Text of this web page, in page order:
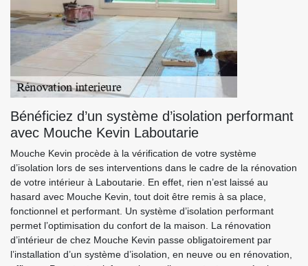
Bénéficiez d’un système d’isolation performant
avec Mouche Kevin Laboutarie
Mouche Kevin procède à la vérification de votre système
d’isolation lors de ses interventions dans le cadre de la rénovation
de votre intérieur à Laboutarie. En effet, rien n’est laissé au
hasard avec Mouche Kevin, tout doit être remis à sa place,
fonctionnel et performant. Un système d’isolation performant
permet l’optimisation du confort de la maison. La rénovation
d’intérieur de chez Mouche Kevin passe obligatoirement par
l’installation d’un système d’isolation, en neuve ou en rénovation,